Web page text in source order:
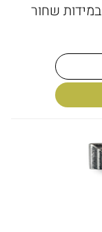
ידיות קונכיה מעוצבות דגם 9082 במידות שחור